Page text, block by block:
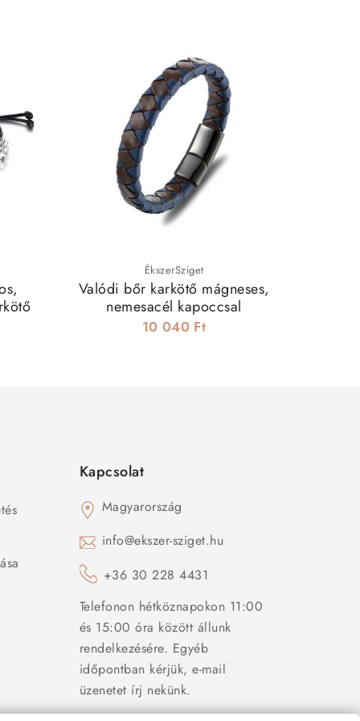
ÉkszerSziget
Valódi bőr karkötő mágneses,
nemesacél kapoccsal
10 040 Ft
Kapcsolat
Magyarország
info@ekszer-sziget.hu
+36 30 228 4431
Telefonon hétköznapokon 11:00
és 15:00 óra között állunk
rendelkezésére. Egyéb
időpontban kérjük, e-mail
üzenetet írj nekünk.